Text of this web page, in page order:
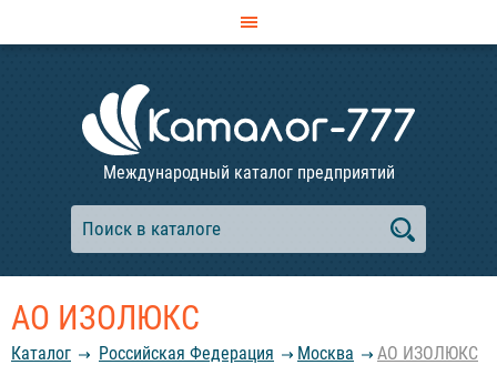
Международный каталог предприятий
АО ИЗОЛЮКС
Каталог Российcкая Федерация Москва АО ИЗОЛЮКС